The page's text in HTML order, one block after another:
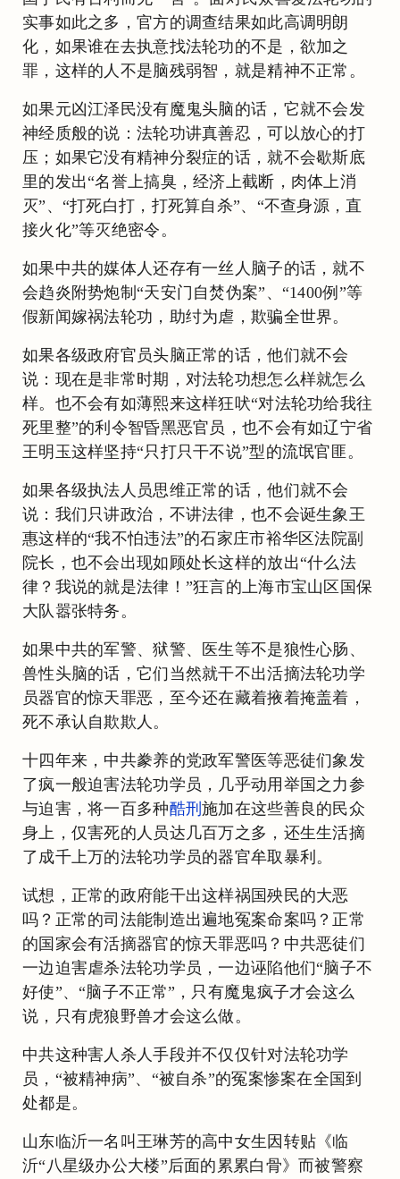
实事如此之多，官方的调查结果如此高调明朗
化，如果谁在去执意找法轮功的不是，欲加之
罪，这样的人不是脑残弱智，就是精神不正常。
如果元凶江泽民没有魔鬼头脑的话，它就不会发
神经质般的说：法轮功讲真善忍，可以放心的打
压；如果它没有精神分裂症的话，就不会歇斯底
里的发出“名誉上搞臭，经济上截断，肉体上消
灭”、“打死白打，打死算自杀”、“不查身源，直
接火化”等灭绝密令。
如果中共的媒体人还存有一丝人脑子的话，就不
会趋炎附势炮制“天安门自焚伪案”、“1400例”等
假新闻嫁祸法轮功，助纣为虐，欺骗全世界。
如果各级政府官员头脑正常的话，他们就不会
说：现在是非常时期，对法轮功想怎么样就怎么
样。也不会有如薄熙来这样狂吠“对法轮功给我往
死里整”的利令智昏黑恶官员，也不会有如辽宁省
王明玉这样坚持“只打只干不说”型的流氓官匪。
如果各级执法人员思维正常的话，他们就不会
说：我们只讲政治，不讲法律，也不会诞生象王
惠这样的“我不怕违法”的石家庄市裕华区法院副
院长，也不会出现如顾处长这样的放出“什么法
律？我说的就是法律！”狂言的上海市宝山区国保
大队嚣张特务。
如果中共的军警、狱警、医生等不是狼性心肠、
兽性头脑的话，它们当然就干不出活摘法轮功学
员器官的惊天罪恶，至今还在藏着掖着掩盖着，
死不承认自欺欺人。
十四年来，中共豢养的党政军警医等恶徒们象发
了疯一般迫害法轮功学员，几乎动用举国之力参
与迫害，将一百多种酷刑施加在这些善良的民众
身上，仅害死的人员达几百万之多，还生生活摘
了成千上万的法轮功学员的器官牟取暴利。
试想，正常的政府能干出这样祸国殃民的大恶
吗？正常的司法能制造出遍地冤案命案吗？正常
的国家会有活摘器官的惊天罪恶吗？中共恶徒们
一边迫害虐杀法轮功学员，一边诬陷他们“脑子不
好使”、“脑子不正常”，只有魔鬼疯子才会这么
说，只有虎狼野兽才会这么做。
中共这种害人杀人手段并不仅仅针对法轮功学
员，“被精神病”、“被自杀”的冤案惨案在全国到
处都是。
山东临沂一名叫王琳芳的高中女生因转贴《临
沂“八星级办公大楼”后面的累累白骨》而被警察